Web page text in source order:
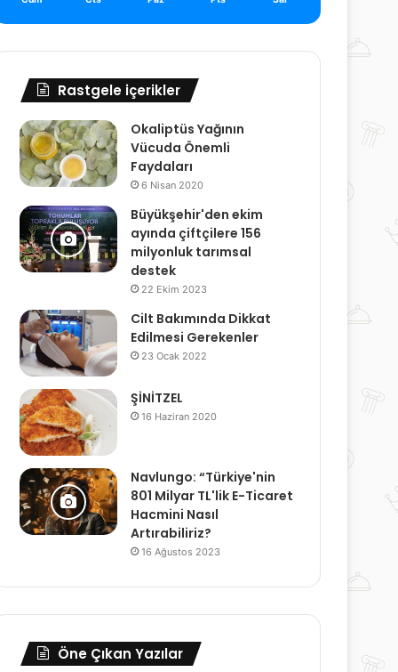
Rastgele içerikler
Okaliptüs Yağının
Vücuda Önemli
Faydaları
6 Nisan 2020
Büyükşehir'den ekim
ayında çiftçilere 156
milyonluk tarımsal
destek
22 Ekim 2023
Cilt Bakımında Dikkat
Edilmesi Gerekenler
23 Ocak 2022
ŞİNİTZEL
16 Haziran 2020
Navlungo: “Türkiye'nin
801 Milyar TL'lik E-Ticaret
Hacmini Nasıl
Artırabiliriz?
16 Ağustos 2023
Öne Çıkan Yazılar